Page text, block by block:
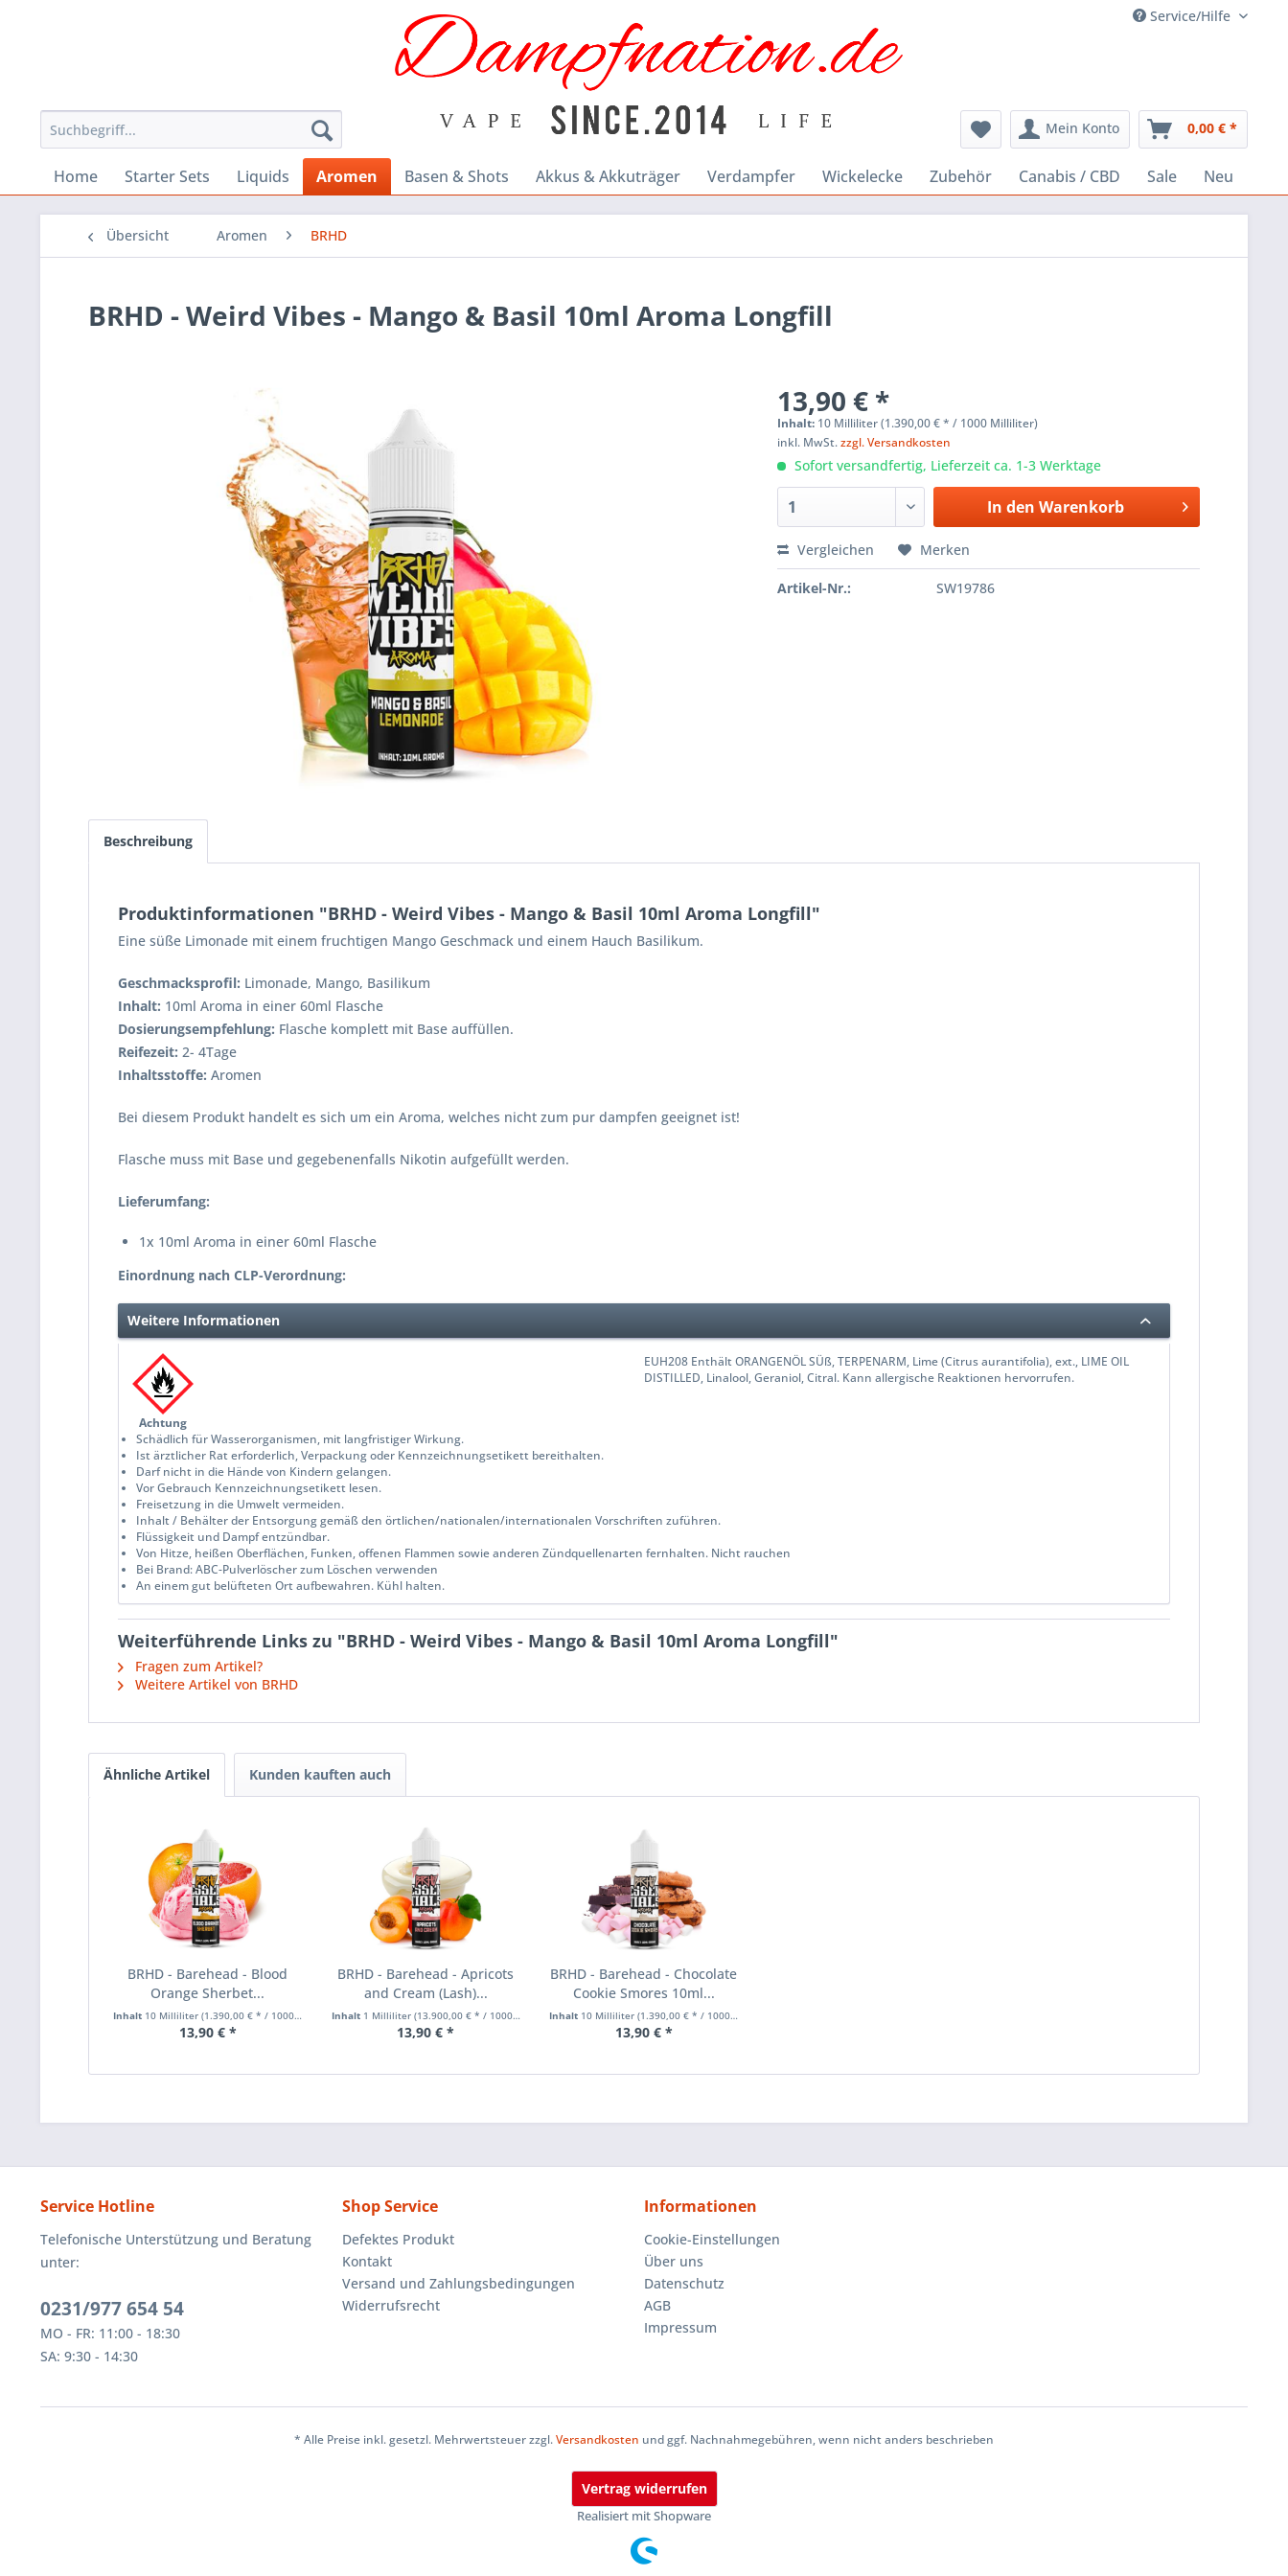
Service/Hilfe
Mein Konto 0,00 € *
Home Starter Sets Liquids Aromen Basen & Shots Akkus & Akkuträger Verdampfer Wickelecke Zubehör Canabis / CBD Sale Neu
Übersicht Aromen BRHD
BRHD - Weird Vibes - Mango & Basil 10ml Aroma Longfill
13,90 € *
Inhalt: 10 Milliliter (1.390,00 € * / 1000 Milliliter)
inkl. MwSt.zzgl. Versandkosten
Sofort versandfertig, Lieferzeit ca. 1-3 Werktage
In den Warenkorb
Vergleichen Merken
Artikel-Nr.: SW19786
Beschreibung
Produktinformationen "BRHD - Weird Vibes - Mango & Basil 10ml Aroma Longfill"
Eine süße Limonade mit einem fruchtigen Mango Geschmack und einem Hauch Basilikum.
Geschmacksprofil: Limonade, Mango, Basilikum
Inhalt: 10ml Aroma in einer 60ml Flasche
Dosierungsempfehlung: Flasche komplett mit Base auffüllen.
Reifezeit: 2- 4Tage
Inhaltsstoffe: Aromen
Bei diesem Produkt handelt es sich um ein Aroma, welches nicht zum pur dampfen geeignet ist!
Flasche muss mit Base und gegebenenfalls Nikotin aufgefüllt werden.
Lieferumfang:
1x 10ml Aroma in einer 60ml Flasche
Einordnung nach CLP-Verordnung:
Weitere Informationen
Achtung
EUH208 Enthält ORANGENÖL SÜß, TERPENARM, Lime (Citrus aurantifolia), ext., LIME OIL
DISTILLED, Linalool, Geraniol, Citral. Kann allergische Reaktionen hervorrufen.
Schädlich für Wasserorganismen, mit langfristiger Wirkung.
Ist ärztlicher Rat erforderlich, Verpackung oder Kennzeichnungsetikett bereithalten.
Darf nicht in die Hände von Kindern gelangen.
Vor Gebrauch Kennzeichnungsetikett lesen.
Freisetzung in die Umwelt vermeiden.
Inhalt / Behälter der Entsorgung gemäß den örtlichen/nationalen/internationalen Vorschriften zuführen.
Flüssigkeit und Dampf entzündbar.
Von Hitze, heißen Oberflächen, Funken, offenen Flammen sowie anderen Zündquellenarten fernhalten. Nicht rauchen
Bei Brand: ABC-Pulverlöscher zum Löschen verwenden
An einem gut belüfteten Ort aufbewahren. Kühl halten.
Weiterführende Links zu "BRHD - Weird Vibes - Mango & Basil 10ml Aroma Longfill"
Fragen zum Artikel?
Weitere Artikel von BRHD
Ähnliche Artikel Kunden kauften auch
BRHD - Barehead - Blood
Orange Sherbet...
Inhalt 10 Milliliter (1.390,00 € * / 1000 Milliliter)
13,90 € *
BRHD - Barehead - Apricots
and Cream (Lash)...
Inhalt 1 Milliliter (13.900,00 € * / 1000 Milliliter)
13,90 € *
BRHD - Barehead - Chocolate
Cookie Smores 10ml...
Inhalt 10 Milliliter(1.390,00 € * / 1000 Milliliter)
13,90 € *
Service Hotline
Telefonische Unterstützung und Beratung
unter:
0231/977 654 54
MO - FR: 11:00 - 18:30
SA: 9:30 - 14:30
Shop Service
Defektes Produkt
Kontakt
Versand und Zahlungsbedingungen
Widerrufsrecht
Informationen
Cookie-Einstellungen
Über uns
Datenschutz
AGB
Impressum
* Alle Preise inkl. gesetzl. Mehrwertsteuer zzgl.Versandkosten und ggf. Nachnahmegebühren, wenn nicht anders beschrieben
Vertrag widerrufen
Realisiert mit Shopware